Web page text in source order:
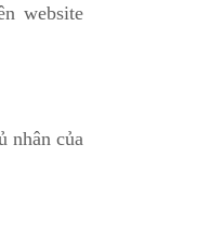
website
nhân của